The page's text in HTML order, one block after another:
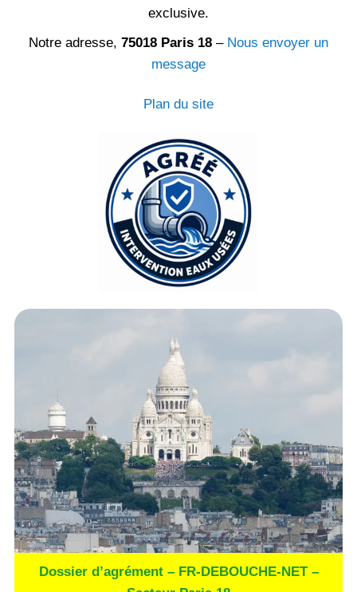
exclusive.
Notre adresse, 75018 Paris 18 – Nous envoyer un
message
Plan du site
Dossier d’agrément – FR-DEBOUCHE-NET –